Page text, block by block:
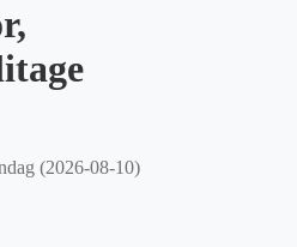
(2026-08-10)